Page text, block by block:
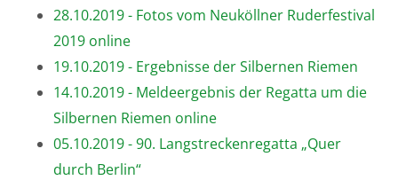
28.10.2019 - Fotos vom Neuköllner Ruderfestival
2019 online
19.10.2019 - Ergebnisse der Silbernen Riemen
14.10.2019 - Meldeergebnis der Regatta um die
Silbernen Riemen online
05.10.2019 - 90. Langstreckenregatta „Quer
durch Berlin“